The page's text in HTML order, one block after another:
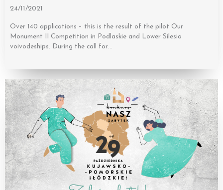
24/11/2021
Over 140 applications – this is the result of the pilot Our
Monument II Competition in Podlaskie and Lower Silesia
voivodeships. During the call for…